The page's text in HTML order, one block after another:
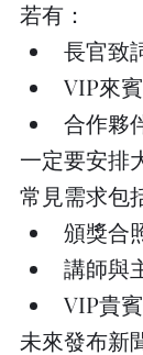
若有：
長官致
VIP來賓
合作夥
一定要安排
常見需求包
頒獎合
講師與
VIP貴
未來發布新